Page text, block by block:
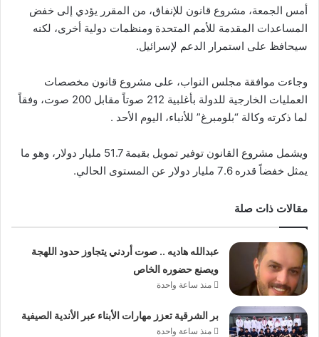
أمس الجمعة، مشروع قانون للإنفاق، من المقرر يؤدي إلى خفض
المساعدات المقدمة للأمم المتحدة ومنظمات دولية أخرى، لكنه
سيحافظ على استمرار الدعم لإسرائيل.
وجاءت موافقة مجلس النواب، على مشروع قانون مخصصات
العمليات الخارجية للدولة بأغلبية 212 صوتاً مقابل 200 صوت، وفقاً
لما ذكرته وكالة “بلومبرغ” للأنباء، اليوم الأحد .
ويشمل مشروع القانون توفير تمويل بقيمة 51.7 مليار دولار، وهو ما
يمثل خفضاً قدره 7.6 مليار دولار عن المستوى الحالي.
مقالات ذات صلة
عبدالله هاديه .. صوت أردني يتجاوز حدود اللهجة
ويصنع حضوره الخاص
منذ ساعة واحدة
بر الشرقية تعزز مهارات الأبناء عبر الأندية الصيفية
منذ ساعة واحدة